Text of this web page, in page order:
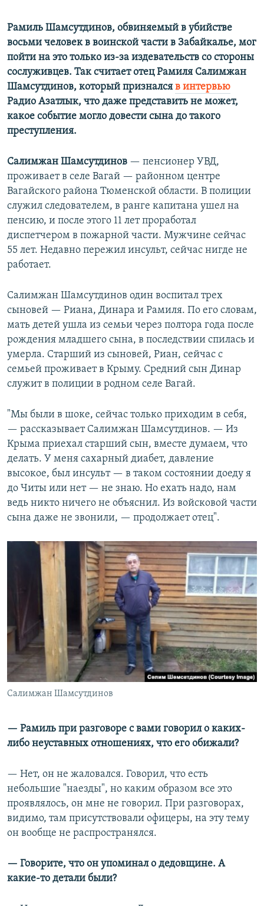
Рамиль Шамсутдинов, обвиняемый в убийстве
восьми человек в воинской части в Забайкалье, мог
пойти на это только из-за издевательств со стороны
сослуживцев. Так считает отец Рамиля Салимжан
Шамсутдинов, который признался в интервью
Радио Азатлык, что даже представить не может,
какое событие могло довести сына до такого
преступления.
Салимжан Шамсутдинов — пенсионер УВД,
проживает в селе Вагай — районном центре
Вагайского района Тюменской области. В полиции
служил следователем, в ранге капитана ушел на
пенсию, и после этого 11 лет проработал
диспетчером в пожарной части. Мужчине сейчас
55 лет. Недавно пережил инсульт, сейчас нигде не
работает.
Салимжан Шамсутдинов один воспитал трех
сыновей — Риана, Динара и Рамиля. По его словам,
мать детей ушла из семьи через полтора года после
рождения младшего сына, в последствии спилась и
умерла. Старший из сыновей, Риан, сейчас с
семьей проживает в Крыму. Средний сын Динар
служит в полиции в родном селе Вагай.
"Мы были в шоке, сейчас только приходим в себя,
— рассказывает Салимжан Шамсутдинов. — Из
Крыма приехал старший сын, вместе думаем, что
делать. У меня сахарный диабет, давление
высокое, был инсульт — в таком состоянии доеду я
до Читы или нет — не знаю. Но ехать надо, нам
ведь никто ничего не объяснил. Из войсковой части
сына даже не звонили, — продолжает отец".
Салимжан Шамсутдинов
— Рамиль при разговоре с вами говорил о каких-
либо неуставных отношениях, что его обижали?
— Нет, он не жаловался. Говорил, что есть
небольшие "наезды", но каким образом все это
проявлялось, он мне не говорил. При разговорах,
видимо, там присутствовали офицеры, на эту тему
он вообще не распространялся.
— Говорите, что он упоминал о дедовщине. А
какие-то детали были?